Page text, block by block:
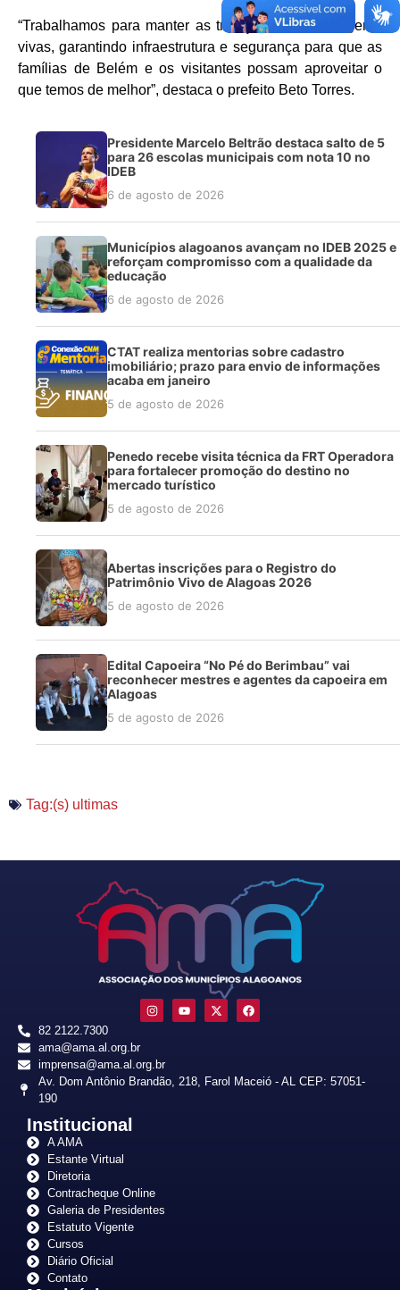
“Trabalhamos para manter as tradições de nossa gente
vivas, garantindo infraestrutura e segurança para que as
famílias de Belém e os visitantes possam aproveitar o
que temos de melhor”, destaca o prefeito Beto Torres.
Presidente Marcelo Beltrão destaca salto de 5
para 26 escolas municipais com nota 10 no
IDEB
6 de agosto de 2026
Municípios alagoanos avançam no IDEB 2025 e
reforçam compromisso com a qualidade da
educação
6 de agosto de 2026
CTAT realiza mentorias sobre cadastro
imobiliário; prazo para envio de informações
acaba em janeiro
5 de agosto de 2026
Penedo recebe visita técnica da FRT Operadora
para fortalecer promoção do destino no
mercado turístico
5 de agosto de 2026
Abertas inscrições para o Registro do
Patrimônio Vivo de Alagoas 2026
5 de agosto de 2026
Edital Capoeira “No Pé do Berimbau” vai
reconhecer mestres e agentes da capoeira em
Alagoas
5 de agosto de 2026
Tag:(s) ultimas
82 2122.7300
ama@ama.al.org.br
imprensa@ama.al.org.br
Av. Dom Antônio Brandão, 218, Farol Maceió - AL CEP: 57051-
190
Institucional
A AMA
Estante Virtual
Diretoria
Contracheque Online
Galeria de Presidentes
Estatuto Vigente
Cursos
Diário Oficial
Contato